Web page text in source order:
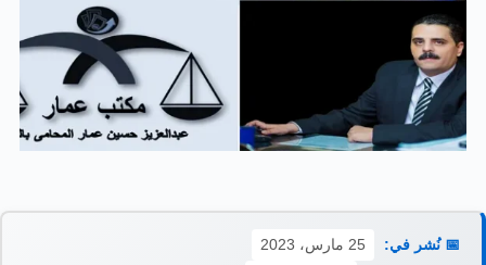
📅 نُشر في:
25 مارس، 2023